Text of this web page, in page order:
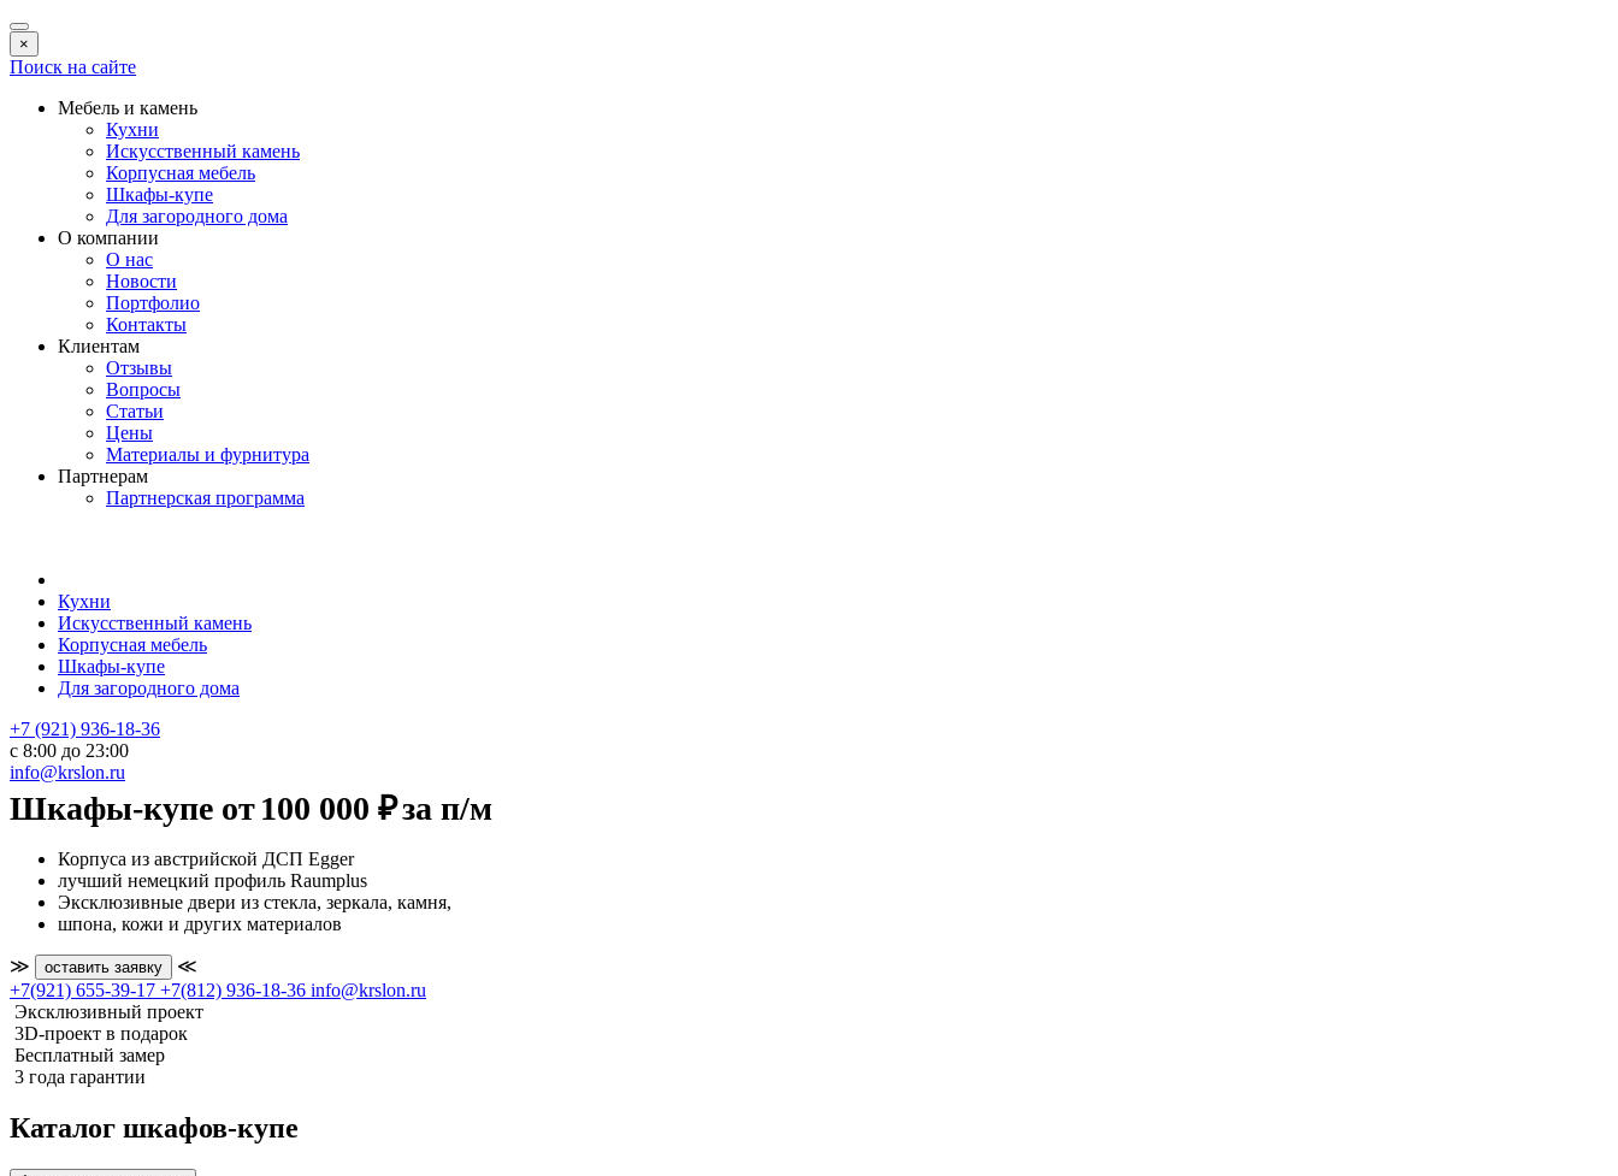
×
Поиск на сайте
Мебель и камень
Кухни
Искусственный камень
Корпусная мебель
Шкафы-купе
Для загородного дома
О компании
О нас
Новости
Портфолио
Контакты
Клиентам
Отзывы
Вопросы
Статьи
Цены
Материалы и фурнитура
Партнерам
Партнерская программа
Кухни
Искусственный камень
Корпусная мебель
Шкафы-купе
Для загородного дома
+7 (921) 936-18-36
с 8:00 до 23:00
info@krslon.ru
Шкафы-купе от100 000 ₽за п/м
Корпуса из австрийской ДСП Egger
лучший немецкий профиль Raumplus
Эксклюзивные двери из стекла, зеркала, камня,
шпона, кожи и других материалов
≫ оставить заявку
≪
+7(921) 655-39-17 +7(812) 936-18-36 info@krslon.ru
Эксклюзивный проект
3D-проект в подарок
Бесплатный замер
3 года гарантии
Каталог шкафов-купе